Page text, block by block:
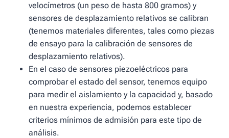
velocímetros (un peso de hasta 800 gramos) y
sensores de desplazamiento relativos se calibran
(tenemos materiales diferentes, tales como piezas
de ensayo para la calibración de sensores de
desplazamiento relativos).
En el caso de sensores piezoeléctricos para
comprobar el estado del sensor, tenemos equipo
para medir el aislamiento y la capacidad y, basado
en nuestra experiencia, podemos establecer
criterios mínimos de admisión para este tipo de
análisis.